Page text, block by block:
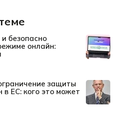
безопасно
онлайн:
защиты
в ЕС: кого это может